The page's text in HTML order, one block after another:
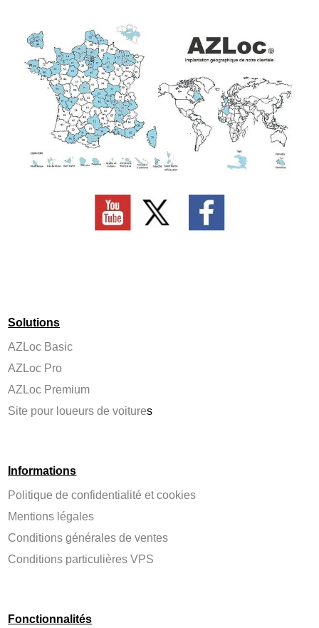
Solutions
AZLoc Basic
AZLoc Pro
AZLoc Premium
Site pour loueurs de voitures
Informations
Politique de confidentialité et cookies
Mentions légales
Conditions générales de ventes
Conditions particulières VPS
Fonctionnalités